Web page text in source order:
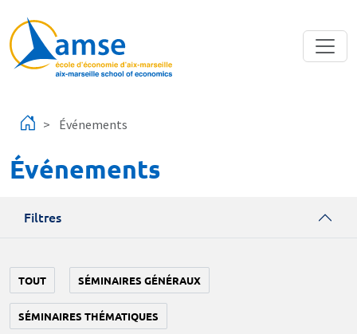
Événements
Événements
Filtres
TOUT SÉMINAIRES GÉNÉRAUX
SÉMINAIRES THÉMATIQUES